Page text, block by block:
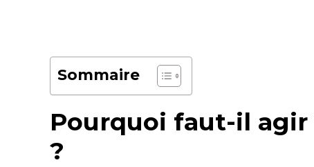
Sommaire
Pourquoi faut-il
?